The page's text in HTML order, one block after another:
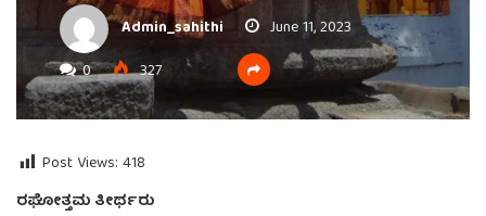
Admin_sahithi
June 11, 2023
0
327
Post Views: 418
ರಘೋತ್ತಮ ತೀರ್ಥರು